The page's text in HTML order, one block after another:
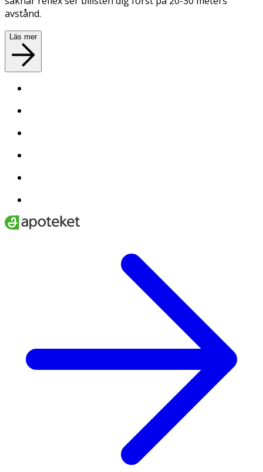
avstånd.
Läs mer